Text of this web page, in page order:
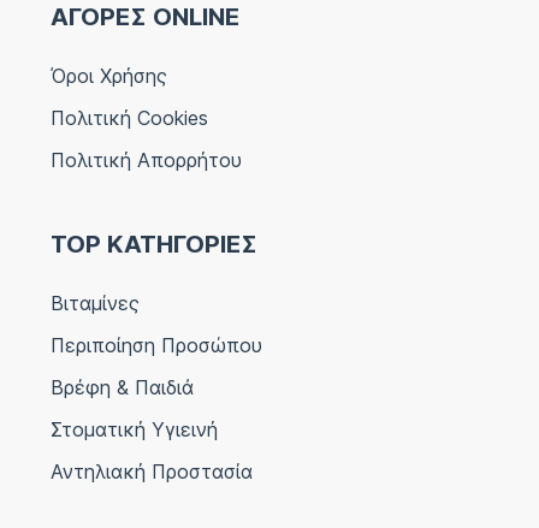
ΑΓΟΡΕΣ ONLINE
Όροι Χρήσης
Πολιτική Cookies
Πολιτική Απορρήτου
TOP ΚΑΤΗΓΟΡΙΕΣ
Βιταμίνες
Περιποίηση Προσώπου
Βρέφη & Παιδιά
Στοματική Υγιεινή
Αντηλιακή Προστασία